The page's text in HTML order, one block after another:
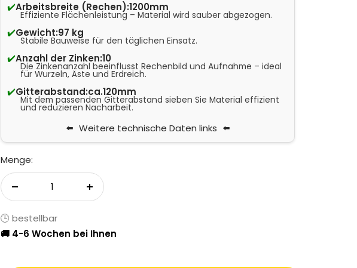
✔️Arbeitsbreite (Rechen):1200mm
Effiziente Flächenleistung – Material wird sauber abgezogen.
✔️Gewicht:97 kg
Stabile Bauweise für den täglichen Einsatz.
✔️Anzahl der Zinken:10
Die Zinkenanzahl beeinflusst Rechenbild und Aufnahme – ideal
für Wurzeln, Äste und Erdreich.
✔️Gitterabstand:ca.120mm
Mit dem passenden Gitterabstand sieben Sie Material effizient
und reduzieren Nacharbeit.
Weitere technische Daten links
Menge:
Menge verringernMenge erhöhen
🕒 bestellbar
🚚 4-6 Wochen bei Ihnen